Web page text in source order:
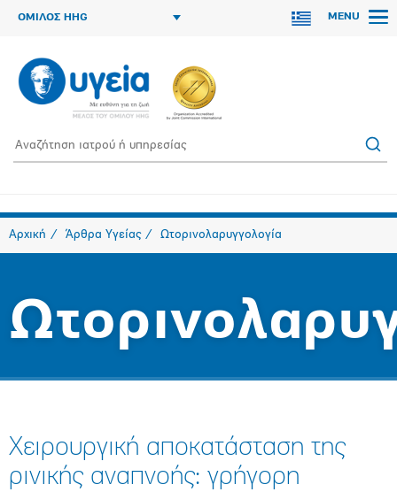
ΟΜΙΛΟΣ HHG MENU
Αρχική Άρθρα Υγείας Ωτορινολαρυγγολογία
Χειρουργική αποκατάσταση της
ρινικής αναπνοής: γρήγορη